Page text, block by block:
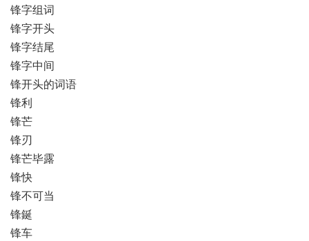
锋字组词
锋字开头
锋字结尾
锋字中间
锋开头的词语
锋利
锋芒
锋刃
锋芒毕露
锋快
锋不可当
锋鋋
锋车